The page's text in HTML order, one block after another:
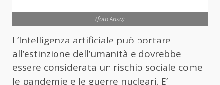
(foto Ansa)
L’Intelligenza artificiale può portare
all’estinzione dell’umanità e dovrebbe
essere considerata un rischio sociale come
le pandemie e le guerre nucleari. E’